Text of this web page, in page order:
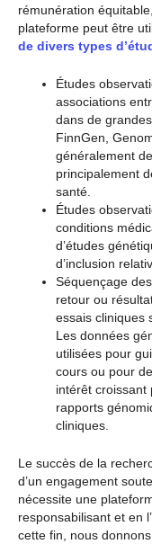
rémunération
plateforme peut être
de divers types
Études
associations
dans de
FinnGen,
généralement
principalement
santé.
Études
conditions
d’études
d’inclusion
Séquençage
retour ou
essais cliniques
Les données
utilisées pour
cours ou pour
intérêt croissant
rapports
cliniques.
Le succès de la
d’un engagement
nécessite une
responsabilisant et en
cette fin, nous